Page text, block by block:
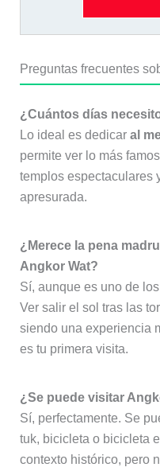
Preguntas frecuentes
¿Cuántos días
Lo ideal es dedicar al
permite ver lo más
templos espectaculares
apresurada.
¿Merece la pena
Angkor Wat?
Sí, aunque es uno de
Ver salir el sol tras las
siendo una experiencia
es tu primera visita.
¿Se puede visitar
Sí, perfectamente. Se
tuk, bicicleta o bicicleta
contexto histórico, pero